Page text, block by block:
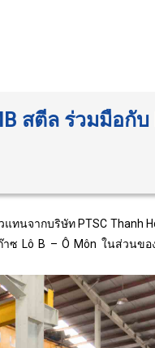
สตีล ร่วมมือกั
ทนจากบริษัท PTSC Thanh
ซ Lô B – Ô Môn ในส่วนขอ